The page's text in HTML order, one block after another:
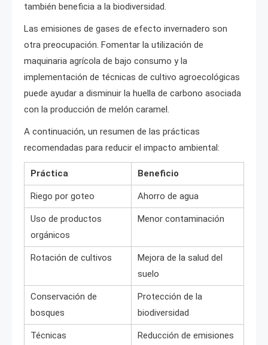
también beneficia a la biodiversidad.
Las emisiones de gases de efecto invernadero son
otra preocupación. Fomentar la utilización de
maquinaria agrícola de bajo consumo y la
implementación de técnicas de cultivo agroecológicas
puede ayudar a disminuir la huella de carbono asociada
con la producción de melón caramel.
A continuación, un resumen de las prácticas
recomendadas para reducir el impacto ambiental:
Práctica Beneficio
Riego por goteo Ahorro de agua
Uso de productos
orgánicos
Menor contaminación
Rotación de cultivos
Mejora de la salud del
suelo
Conservación de
bosques
Protección de la
biodiversidad
Técnicas
Reducción de emisiones